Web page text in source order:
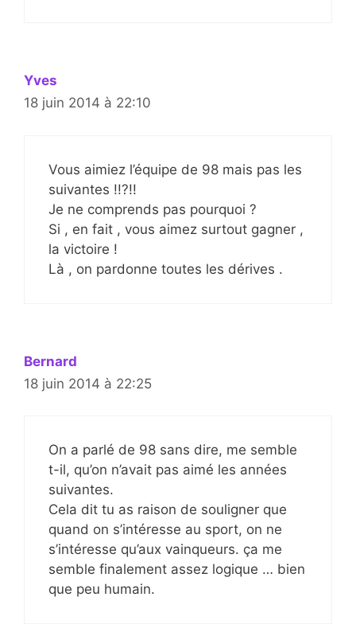
Yves
18 juin 2014 à 22:10
Vous aimiez l’équipe de 98 mais pas les
suivantes !!?!!
Je ne comprends pas pourquoi ?
Si , en fait , vous aimez surtout gagner ,
la victoire !
Là , on pardonne toutes les dérives .
Bernard
18 juin 2014 à 22:25
On a parlé de 98 sans dire, me semble
t-il, qu’on n’avait pas aimé les années
suivantes.
Cela dit tu as raison de souligner que
quand on s’intéresse au sport, on ne
s’intéresse qu’aux vainqueurs. ça me
semble finalement assez logique … bien
que peu humain.